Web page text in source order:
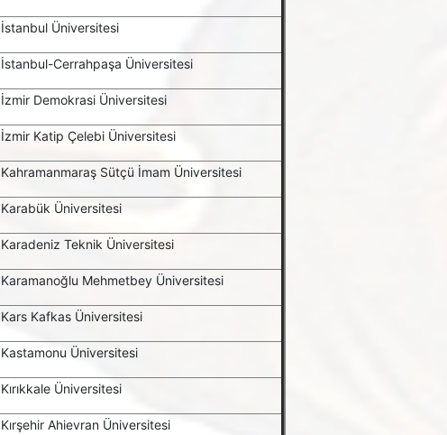
İstanbul Üniversitesi
İstanbul-Cerrahpaşa Üniversitesi
İzmir Demokrasi Üniversitesi
İzmir Katip Çelebi Üniversitesi
Kahramanmaraş Sütçü İmam Üniversitesi
Karabük Üniversitesi
Karadeniz Teknik Üniversitesi
Karamanoğlu Mehmetbey Üniversitesi
Kars Kafkas Üniversitesi
Kastamonu Üniversitesi
Kırıkkale Üniversitesi
Kırşehir Ahievran Üniversitesi